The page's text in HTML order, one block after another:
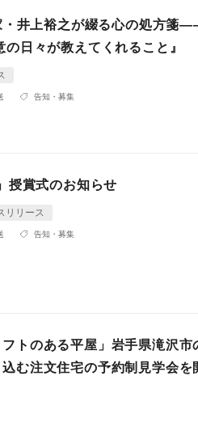
・井上裕之が綴る心の処方箋
日々が教えてくれること』
告知・募集
授賞式のお知らせ
リリース
告知・募集
トのある平屋」岩手県滝沢市
む注文住宅の予約制見学会を